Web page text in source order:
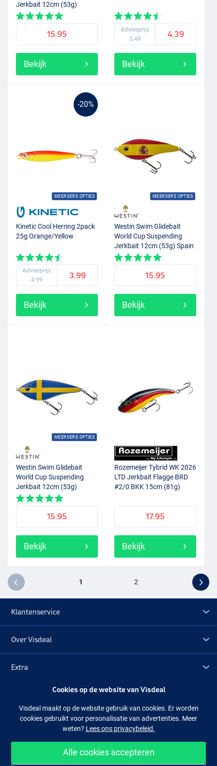
Jerkbait 12cm (53g)
Poland
15.95
Bekijk
Adviesprijs
5.49
4.39
Bekijk
-20%
MEERDERE OPTIES
Kinetic Cool Herring 2pack
25g Orange/Yellow
Adviesprijs
4.99
3.99
Bekijk
MEERDERE OPTIES
Westin Swim Glidebait
World Cup Suspending
Jerkbait 12cm (53g) Spain
15.95
Bekijk
MEERDERE OPTIES
Westin Swim Glidebait
World Cup Suspending
Jerkbait 12cm (53g)
Sweden
15.95
Bekijk
Rozemeijer Tybrid WK 2026
LTD Jerkbait Flagge BRD
#2/0 BKK 15cm (81g)
17.95
Bekijk
1 2
Klantenservice
Over Visdeal
Extra
Facebook Instagram
Makkelijk en veilig shoppen
Cookies op de website van Visdeal
Visdeal maakt op de website gebruik van cookies. Er worden
cookies gebruikt voor personalisatie van advertenties. Meer
weten? Lees ons privacybeleid.
Alle cookies accepteren